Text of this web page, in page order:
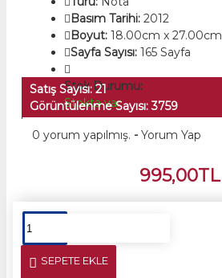
Basım Tarihi: 2012
Boyut: 18.00cm x 27.00cm
Sayfa Sayısı: 165 Sayfa
Stok Durumu:
Stokta var
Satış Sayısı: 21
Görüntülenme Sayısı: 3759
0 yorum yapılmış. - Yorum Yap
995,00TL
SEPETE EKLE